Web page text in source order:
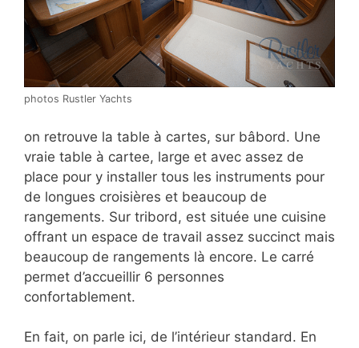
photos Rustler Yachts
on retrouve la table à cartes, sur bâbord. Une
vraie table à cartee, large et avec assez de
place pour y installer tous les instruments pour
de longues croisières et beaucoup de
rangements. Sur tribord, est située une cuisine
offrant un espace de travail assez succinct mais
beaucoup de rangements là encore. Le carré
permet d’accueillir 6 personnes
confortablement.
En fait, on parle ici, de l’intérieur standard. En